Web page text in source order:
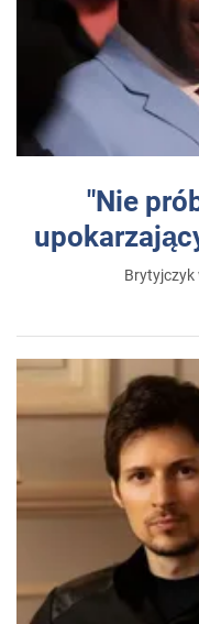
"Nie
Brytyjczyk